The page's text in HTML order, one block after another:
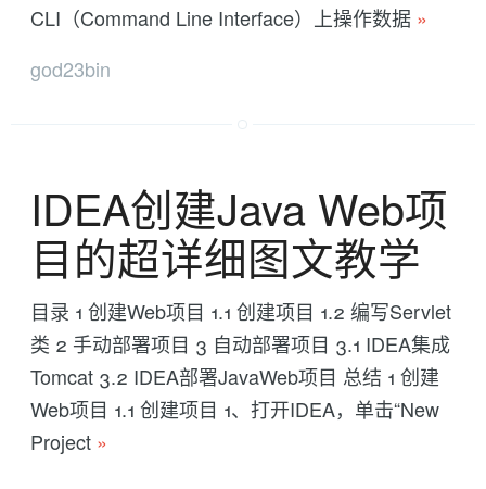
CLI（Command Line Interface）上操作数据 »
god23bin
IDEA创建Java Web项
目的超详细图文教学
目录 1 创建Web项目 1.1 创建项目 1.2 编写Servlet
类 2 手动部署项目 3 自动部署项目 3.1 IDEA集成
Tomcat 3.2 IDEA部署JavaWeb项目 总结 1 创建
Web项目 1.1 创建项目 1、打开IDEA，单击“New
Project »